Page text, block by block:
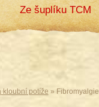
Ze šuplíku TCM
kloubní potíže » Fibromyalgie